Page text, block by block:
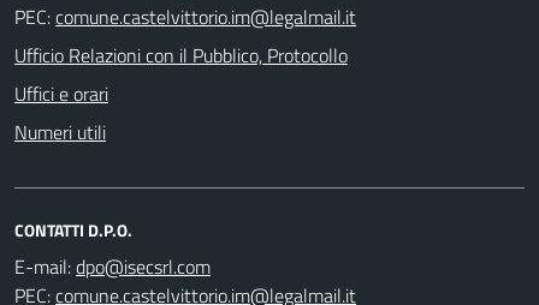
PEC:
Ufficio Relazioni con il Pubblico, Protocollo
Uffici e orari
Numeri utili
CONTATTI D.P.O.
E-mail:
PEC: